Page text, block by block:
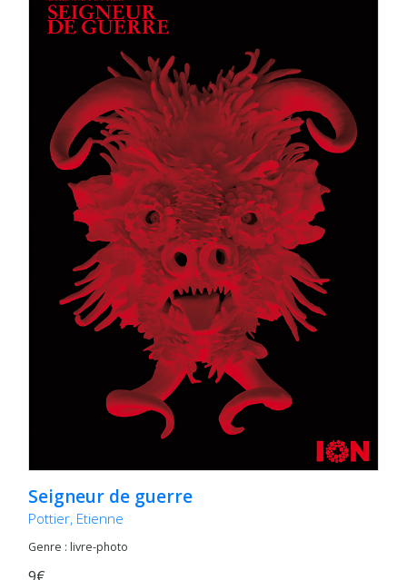
Seigneur de guerre
Pottier, Etienne
Genre : livre-photo